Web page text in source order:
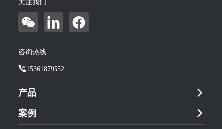
关注我们
咨询热线
15361879552
产品
案例